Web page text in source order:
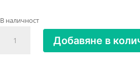
В наличност
Добавяне в